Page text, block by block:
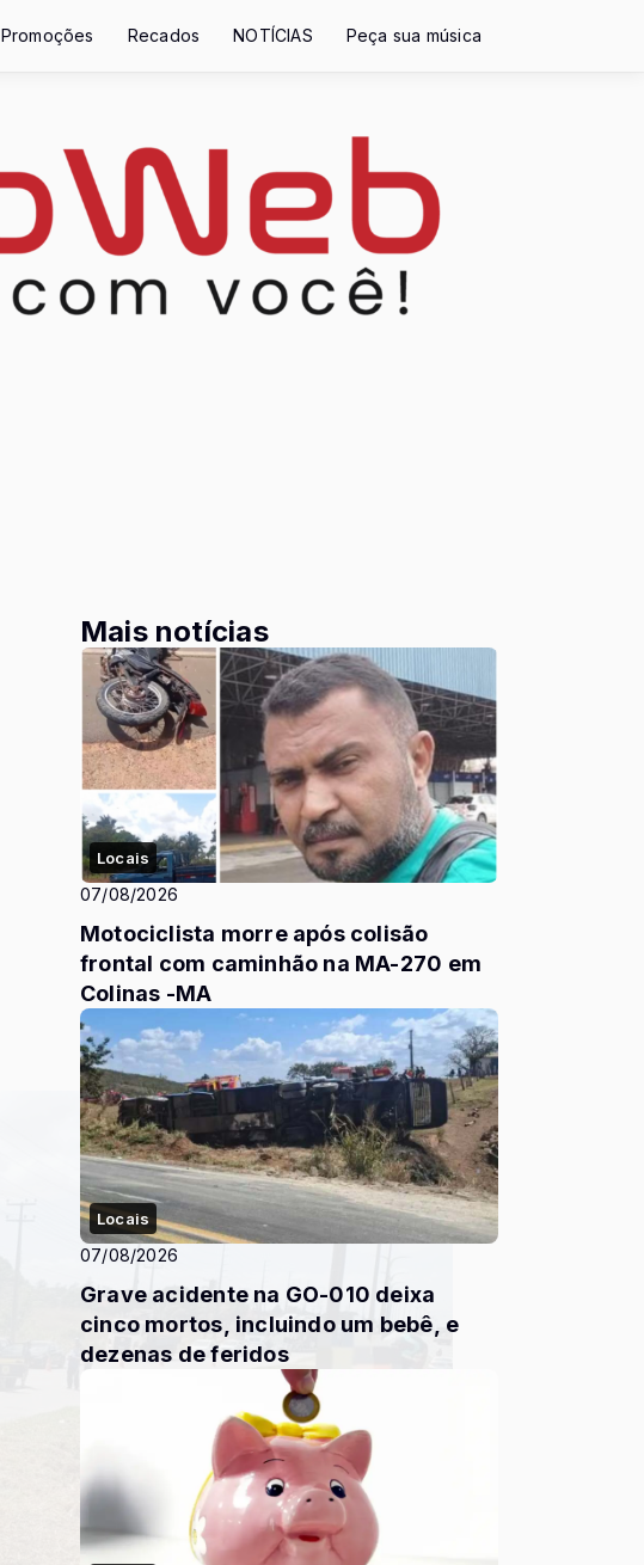
Promoções Recados NOTÍCIAS Peça sua música
Mais notícias
Locais
07/08/2026
Motociclista morre após colisão
frontal com caminhão na MA-270 em
Colinas -MA
Locais
07/08/2026
Grave acidente na GO-010 deixa
cinco mortos, incluindo um bebê, e
dezenas de feridos